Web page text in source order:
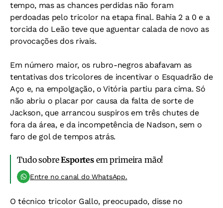
tempo, mas as chances perdidas não foram
perdoadas pelo tricolor na etapa final. Bahia 2 a 0 e a
torcida do Leão teve que aguentar calada de novo as
provocações dos rivais.
Em número maior, os rubro-negros abafavam as
tentativas dos tricolores de incentivar o Esquadrão de
Aço e, na empolgação, o Vitória partiu para cima. Só
não abriu o placar por causa da falta de sorte de
Jackson, que arrancou suspiros em três chutes de
fora da área, e da incompetência de Nadson, sem o
faro de gol de tempos atrás.
Tudo sobreEsportesem primeira mão!
Entre no canal do WhatsApp.
O técnico tricolor Gallo, preocupado, disse no